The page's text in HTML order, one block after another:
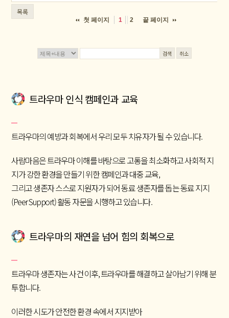
목록
첫 페이지 1 2 끝 페이지
검색 취소
트라우마 인식 캠페인과 교육
트라우마의 예방과 회복에서 우리 모두 치유자가 될 수 있습니다.
사람마음은 트라우마 이해를 바탕으로 고통을 최소화하고 사회적 지
지가 강한 환경을 만들기 위한 캠페인과 대중 교육,
그리고 생존자 스스로 지원자가 되어 동료 생존자를 돕는 동료 지지
(Peer Support) 활동 자문을 시행하고 있습니다.
트라우마의 재연을 넘어 힘의 회복으로
트라우마 생존자는 사건 이후, 트라우마를 해결하고 살아남기 위해 분
투합니다.
이러한 시도가 안전한 환경 속에서 지지받아